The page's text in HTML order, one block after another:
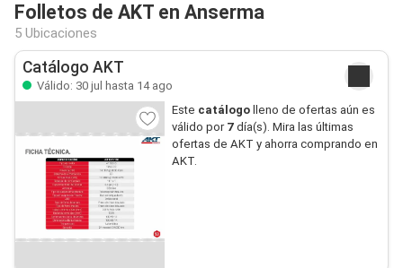
Folletos de AKT en Anserma
5 Ubicaciones
Catálogo AKT
Válido: 30 jul hasta 14 ago
Este catálogolleno de ofertas aún es
válido por 7día(s). Mira las últimas
ofertas de AKT y ahorra comprando en
AKT.